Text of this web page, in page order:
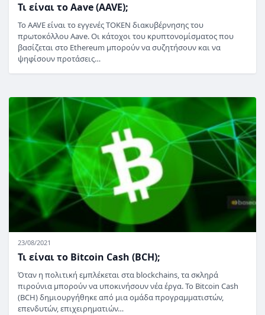
Τι είναι το Aave (AAVE);
Το AAVE είναι το εγγενές TOKEN διακυβέρνησης του
πρωτοκόλλου Aave. Οι κάτοχοι του κρυπτονομίσματος που
βασίζεται στο Ethereum μπορούν να συζητήσουν και να
ψηφίσουν προτάσεις…
23/08/2021
Τι είναι το Bitcoin Cash (BCH);
Όταν η πολιτική εμπλέκεται στα blockchains, τα σκληρά
πιρούνια μπορούν να υποκινήσουν νέα έργα. Το Bitcoin Cash
(BCH) δημιουργήθηκε από μια ομάδα προγραμματιστών,
επενδυτών, επιχειρηματιών…